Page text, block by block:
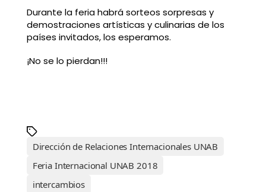
Durante la feria habrá sorteos sorpresas y
demostraciones artísticas y culinarias de los
países invitados, los esperamos.
¡No se lo pierdan!!!
Dirección de Relaciones Internacionales UNAB
Feria Internacional UNAB 2018
intercambios